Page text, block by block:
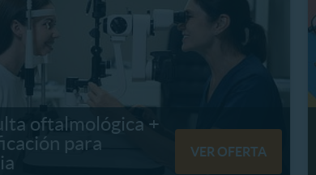
oftalmológica +
para
VER OFERTA